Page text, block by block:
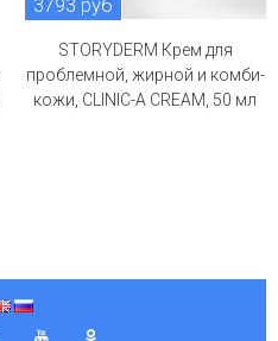
3793 руб
STORYDERM Крем для
проблемной, жирной и комби-
кожи, CLINIC-A CREAM, 50 мл